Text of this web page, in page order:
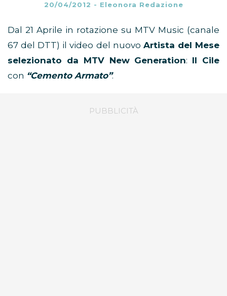
20/04/2012 - Eleonora Redazione
Dal 21 Aprile in rotazione su MTV Music (canale
67 del DTT) il video del nuovo Artista del Mese
selezionato da MTV New Generation: Il Cile
con “Cemento Armato”.